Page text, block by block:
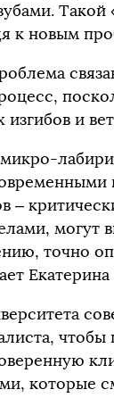
Такой
к новым
и
–
могут
точно
Екатерина
чтобы
которые